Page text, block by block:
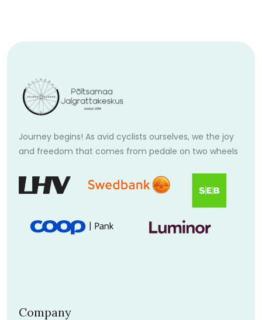
Journey begins! As avid cyclists ourselves, we the joy
and freedom that comes from pedale on two wheels
Company